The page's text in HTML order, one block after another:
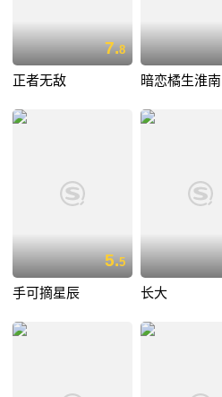
7.8
正者无敌 暗恋橘生淮南
5.5
手可摘星辰 长大